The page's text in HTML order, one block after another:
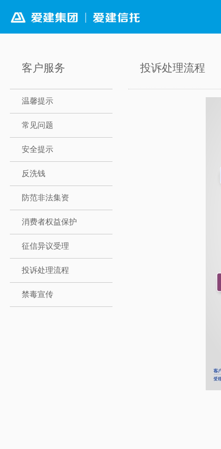
客户服务
温馨提示
常见问题
安全提示
反洗钱
防范非法集资
消费者权益保护
征信异议受理
投诉处理流程
禁毒宣传
投诉处理流程